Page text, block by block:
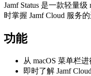
Jamf Status 是一款轻量
时掌握 Jamf Cloud 服务的
功能
从 macOS 菜单栏
即时了解 Jamf